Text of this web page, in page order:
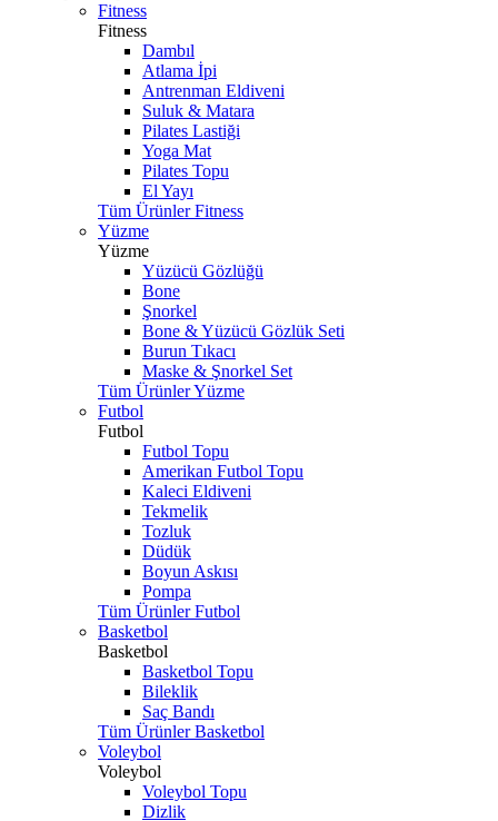
Fitness
Fitness
Dambıl
Atlama İpi
Antrenman Eldiveni
Suluk & Matara
Pilates Lastiği
Yoga Mat
Pilates Topu
El Yayı
Tüm Ürünler Fitness
Yüzme
Yüzme
Yüzücü Gözlüğü
Bone
Şnorkel
Bone & Yüzücü Gözlük Seti
Burun Tıkacı
Maske & Şnorkel Set
Tüm Ürünler Yüzme
Futbol
Futbol
Futbol Topu
Amerikan Futbol Topu
Kaleci Eldiveni
Tekmelik
Tozluk
Düdük
Boyun Askısı
Pompa
Tüm Ürünler Futbol
Basketbol
Basketbol
Basketbol Topu
Bileklik
Saç Bandı
Tüm Ürünler Basketbol
Voleybol
Voleybol
Voleybol Topu
Dizlik